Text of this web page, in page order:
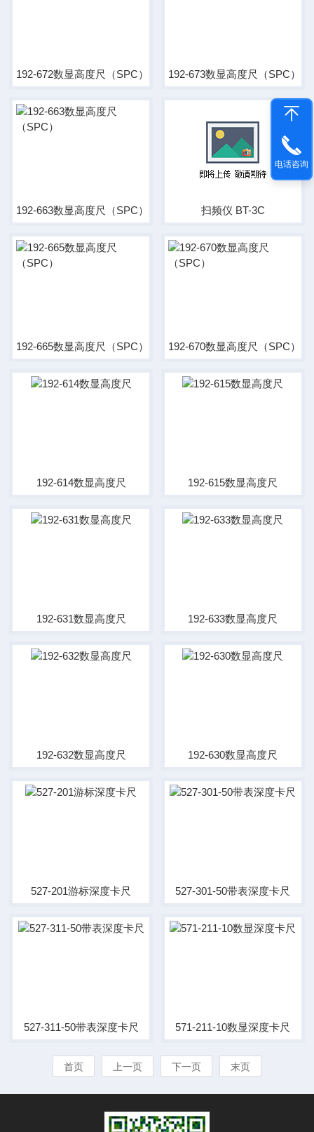
192-672数显高度尺（SPC） 192-673数显高度尺（SPC）
192-663数显高度尺（SPC） 扫频仪 BT-3C
192-665数显高度尺（SPC） 192-670数显高度尺（SPC）
192-614数显高度尺 192-615数显高度尺
192-631数显高度尺 192-633数显高度尺
192-632数显高度尺 192-630数显高度尺
527-201游标深度卡尺 527-301-50带表深度卡尺
527-311-50带表深度卡尺 571-211-10数显深度卡尺
首页 上一页 下一页 末页
电话咨询